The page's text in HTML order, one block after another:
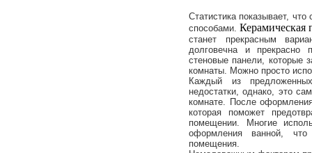
Статистика показывает,
способами. Керамическая
станет прекрасным
долговечна и прекрасно
стеновые панели, которые
комнаты. Можно просто
Каждый из
недостатки, однако, это
комнате. После
которая поможет
помещении. Многие
оформления ванной,
помещения.